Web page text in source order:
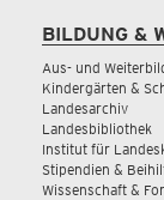
BILDUNG &
Aus- und
Kindergärten &
Landesarchiv
Landesbibliothek
Institut für
Stipendien &
Wissenschaft &